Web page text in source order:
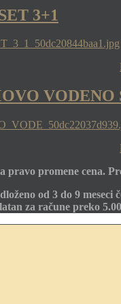
3+1
VODENO
pravo promene cena.
od 3 do 9
za račune preko